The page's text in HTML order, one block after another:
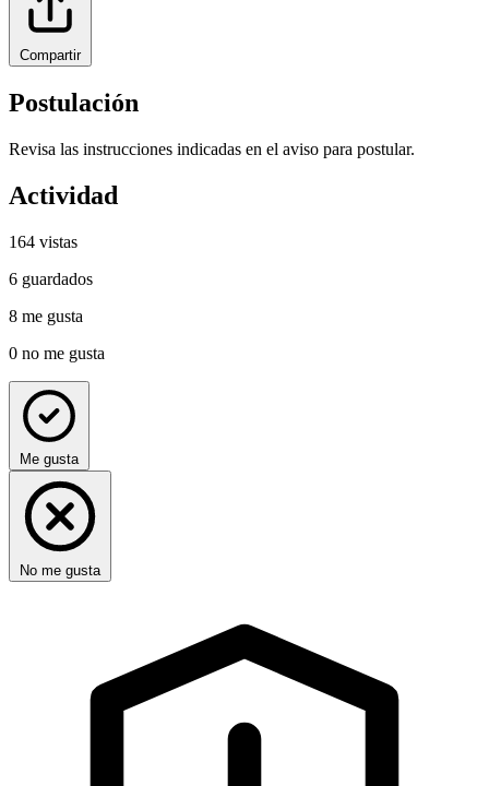
Compartir
Postulación
Revisa las instrucciones indicadas en el aviso para postular.
Actividad
164 vistas
6 guardados
8 me gusta
0 no me gusta
Me gusta
No me gusta